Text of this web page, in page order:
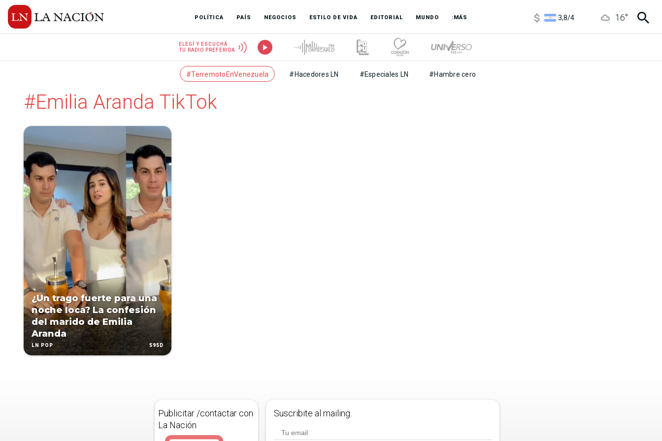
POLÍTICA PAÍS NEGOCIOS ESTILO DE VIDA EDITORIAL MUNDO :MÁS
3,8/4
16°
ELEGÍ Y ESCUCHÁ
TU RADIO PREFERIDA
#TerremotoEnVenezuela #Hacedores LN #Especiales LN #Hambre cero
#Emilia Aranda TikTok
¿Un trago fuerte para una
noche loca? La confesión
del marido de Emilia
Aranda
LN POP 595D
Publicitar /contactar con
La Nación
Suscribite al mailing.